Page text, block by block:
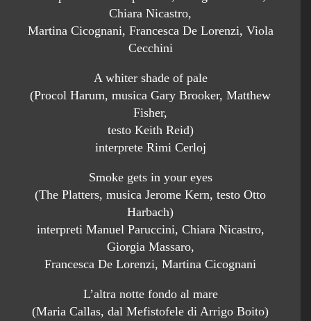
Chiara Nicastro,
Martina Cicognani, Francesca De Lorenzi, Viola
Cecchini
A whiter shade of pale
(Procol Harum, musica Gary Brooker, Matthew
Fisher,
testo Keith Reid)
interprete Rimi Cerloj
Smoke gets in your eyes
(The Platters, musica Jerome Kern, testo Otto
Harbach)
interpreti Manuel Paruccini, Chiara Nicastro,
Giorgia Massaro,
Francesca De Lorenzi, Martina Cicognani
L’altra notte fondo al mare
(Maria Callas, dal Mefistofele di Arrigo Boito)